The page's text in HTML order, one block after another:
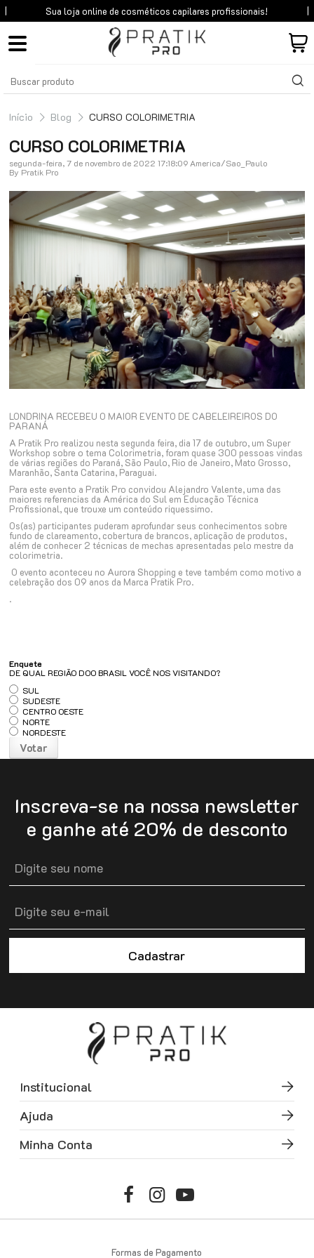
Sua loja online de cosméticos capilares profissionais!
Início Blog CURSO COLORIMETRIA
CURSO COLORIMETRIA
segunda-feira, 7 de novembro de 2022 17:18:09 America/Sao_Paulo
By Pratik Pro
LONDRINA RECEBEU O MAIOR EVENTO DE CABELEIREIROS DO
PARANÁ
A Pratik Pro realizou nesta segunda feira, dia 17 de outubro, um Super
Workshop sobre o tema Colorimetria, foram quase 300 pessoas vindas
de várias regiões do Paraná, São Paulo, Rio de Janeiro, Mato Grosso,
Maranhão, Santa Catarina, Paraguai.
Para este evento a Pratik Pro convidou Alejandro Valente, uma das
maiores referencias da América do Sul em Educação Técnica
Profissional, que trouxe um conteúdo riquessimo.
Os(as) participantes puderam aprofundar seus conhecimentos sobre
fundo de clareamento, cobertura de brancos, aplicação de produtos,
além de conhecer 2 técnicas de mechas apresentadas pelo mestre da
colorimetria.
O evento aconteceu no Aurora Shopping e teve também como motivo a
celebração dos 09 anos da Marca Pratik Pro.
.
Enquete
DE QUAL REGIÃO DOO BRASIL VOCÊ NOS VISITANDO?
SUL
SUDESTE
CENTRO OESTE
NORTE
NORDESTE
Votar
Inscreva-se na nossa newsletter
e ganhe até 20% de desconto
Cadastrar
Institucional
Ajuda
Minha Conta
Formas de Pagamento